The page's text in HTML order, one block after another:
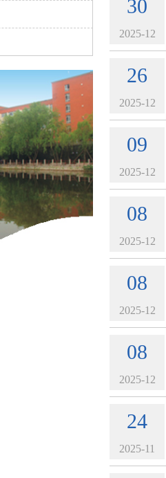
30
2025-12
26
2025-12
09
2025-12
08
2025-12
08
2025-12
08
2025-12
24
2025-11